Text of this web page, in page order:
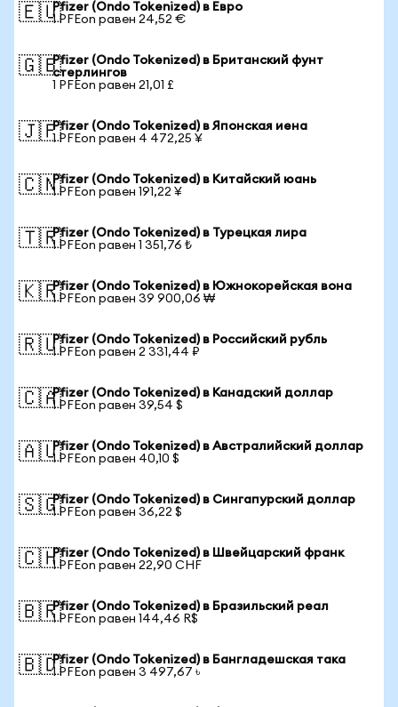
🇪🇺Pfizer (Ondo Tokenized) в Евро
1 PFEon равен 24,52 €
🇬🇧Pfizer (Ondo Tokenized) в Британский фунт
стерлингов
1 PFEon равен 21,01 £
🇯🇵Pfizer (Ondo Tokenized) в Японская иена
1 PFEon равен 4 472,25 ¥
🇨🇳Pfizer (Ondo Tokenized) в Китайский юань
1 PFEon равен 191,22 ¥
🇹🇷Pfizer (Ondo Tokenized) в Турецкая лира
1 PFEon равен 1 351,76 ₺
🇰🇷Pfizer (Ondo Tokenized) в Южнокорейская вона
1 PFEon равен 39 900,06 ₩
🇷🇺Pfizer (Ondo Tokenized) в Российский рубль
1 PFEon равен 2 331,44 ₽
🇨🇦Pfizer (Ondo Tokenized) в Канадский доллар
1 PFEon равен 39,54 $
🇦🇺Pfizer (Ondo Tokenized) в Австралийский доллар
1 PFEon равен 40,10 $
🇸🇬Pfizer (Ondo Tokenized) в Сингапурский доллар
1 PFEon равен 36,22 $
🇨🇭Pfizer (Ondo Tokenized) в Швейцарский франк
1 PFEon равен 22,90 CHF
🇧🇷Pfizer (Ondo Tokenized) в Бразильский реал
1 PFEon равен 144,46 R$
🇧🇩Pfizer (Ondo Tokenized) в Бангладешская така
1 PFEon равен 3 497,67 ৳